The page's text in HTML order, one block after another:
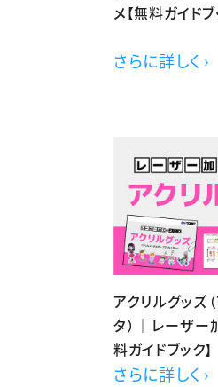
メ【無料ガイドブ
さらに詳しく ›
アクリルグッズ
タ）｜レーザー
料ガイドブック】
さらに詳しく ›